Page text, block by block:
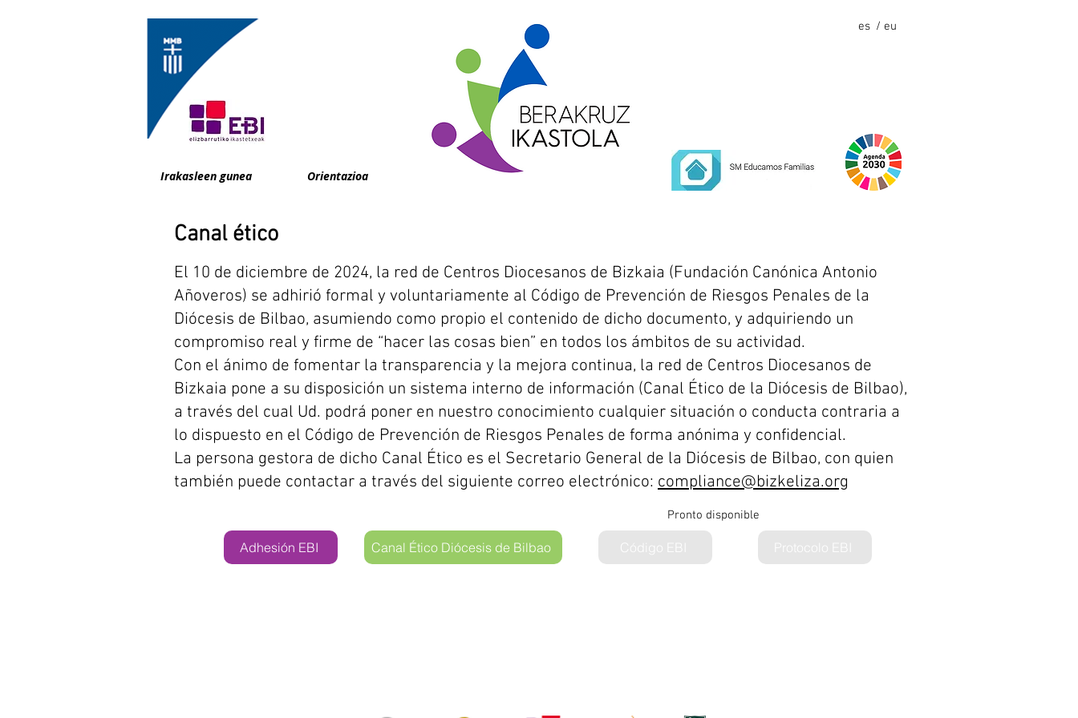
Irakasleen gunea Orientazioa
es / eu
Canal ético
El 10 de diciembre de 2024, la red de Centros Diocesanos de Bizkaia (Fundación Canónica Antonio
Añoveros) se adhirió formal y voluntariamente al Código de Prevención de Riesgos Penales de la
Diócesis de Bilbao, asumiendo como propio el contenido de dicho documento, y adquiriendo un
compromiso real y firme de “hacer las cosas bien” en todos los ámbitos de su actividad.
Con el ánimo de fomentar la transparencia y la mejora continua, la red de Centros Diocesanos de
Bizkaia pone a su disposición un sistema interno de información (Canal Ético de la Diócesis de Bilbao),
a través del cual Ud. podrá poner en nuestro conocimiento cualquier situación o conducta contraria a
lo dispuesto en el Código de Prevención de Riesgos Penales de forma anónima y confidencial.
La persona gestora de dicho Canal Ético es el Secretario General de la Diócesis de Bilbao, con quien
también puede contactar a través del siguiente correo electrónico: compliance@bizkeliza.org
Pronto disponible
Adhesión EBI Canal Ético Diócesis de Bilbao Código EBI Protocolo EBI